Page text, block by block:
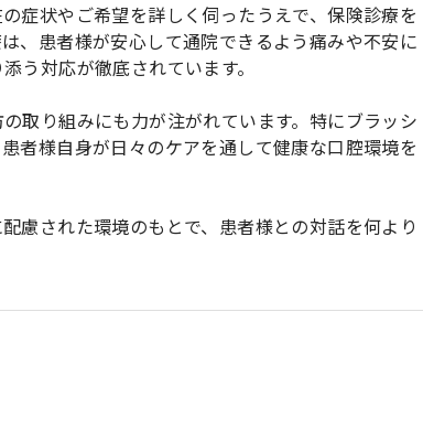
症状やご希望を詳しく伺ったうえで、保険診療を
、患者様が安心して通院できるよう痛みや不安に
う対応が徹底されています。
取り組みにも力が注がれています。特にブラッシ
者様自身が日々のケアを通して健康な口腔環境を
慮された環境のもとで、患者様との対話を何より